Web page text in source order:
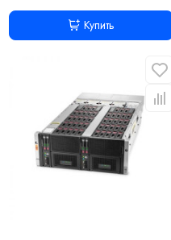
Купить